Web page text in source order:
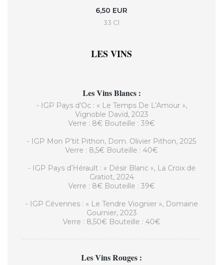
6,50 EUR
33 Cl
LES VINS
Les Vins Blancs :
- IGP Pays d’Oc : « Le Temps De L’Amour »,
Vignoble David, 2023
Verre : 8€ Bouteille : 39€
- IGP Mon P’tit Pithon, Dom. Olivier Pithon, 2025
Verre : 8,5€ Bouteille : 40€
- IGP Pays d’Hérault : « Désir Blanc », La Croix de
Gratiot, 2024
Verre : 8€ Bouteille : 39€
- IGP Cévennes : « Le Tendre Viognier », Domaine
Gournier, 2023
Verre : 8,50€ Bouteille : 40€
Les Vins Rouges :